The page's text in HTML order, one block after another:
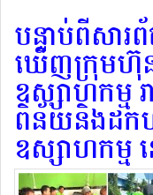
បន្ទាប់ពីសារ
ឃើញក្រុមហ៊ុ
ឧស្សាហកម្ម
ពិន័យនិងដក
ឧស្សាហកម្